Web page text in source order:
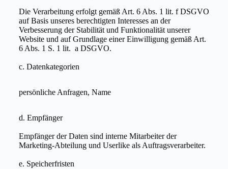
Die Verarbeitung erfolgt gemäß Art. 6 Abs. 1 lit. f DSGVO
auf Basis unseres berechtigten Interesses an der
Verbesserung der Stabilität und Funktionalität unserer
Website und auf Grundlage einer Einwilligung gemäß Art.
6 Abs. 1 S. 1 lit. a DSGVO.
c. Datenkategorien
persönliche Anfragen, Name
d. Empfänger
Empfänger der Daten sind interne Mitarbeiter der
Marketing-Abteilung und Userlike als Auftragsverarbeiter.
e. Speicherfristen